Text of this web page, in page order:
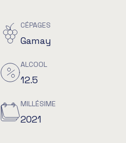
CÉPAGES
Gamay
ALCOOL
12.5
MILLÉSIME
2021